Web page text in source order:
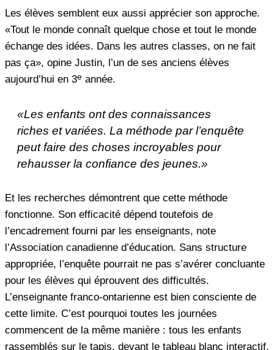
Les élèves semblent eux aussi apprécier son approche.
«Tout le monde connaît quelque chose et tout le monde
échange des idées. Dans les autres classes, on ne fait
pas ça», opine Justin, l’un de ses anciens élèves
aujourd’hui en 3e année.
«Les enfants ont des connaissances
riches et variées. La méthode par l’enquête
peut faire des choses incroyables pour
rehausser la confiance des jeunes.»
Et les recherches démontrent que cette méthode
fonctionne. Son efficacité dépend toutefois de
l’encadrement fourni par les enseignants, note
l’Association canadienne d’éducation. Sans structure
appropriée, l’enquête pourrait ne pas s’avérer concluante
pour les élèves qui éprouvent des difficultés.
L’enseignante franco-ontarienne est bien consciente de
cette limite. C’est pourquoi toutes les journées
commencent de la même manière : tous les enfants
rassemblés sur le tapis, devant le tableau blanc interactif.